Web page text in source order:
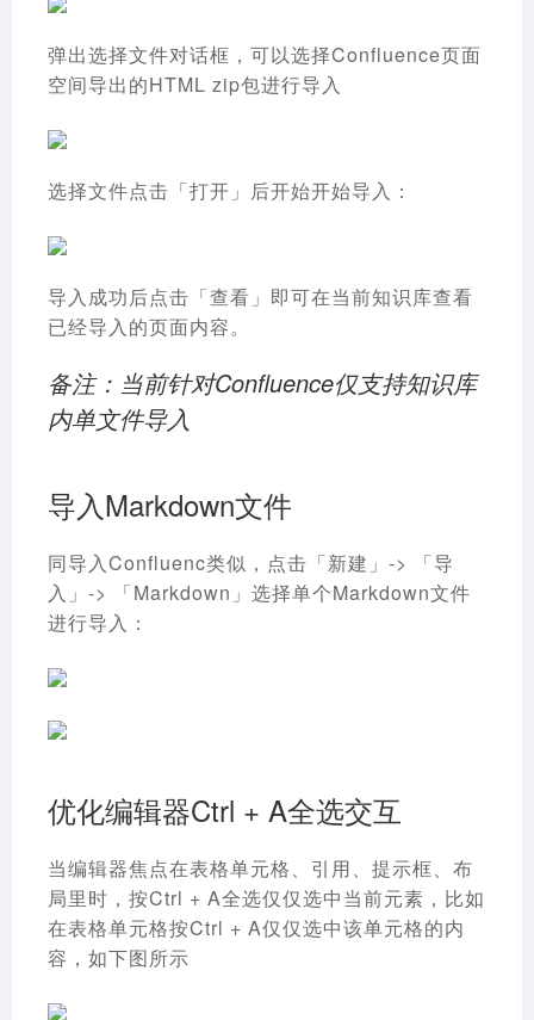
弹出选择文件对话框，可以选择Confluence页面
空间导出的HTML zip包进行导入
选择文件点击「打开」后开始开始导入：
导入成功后点击「查看」即可在当前知识库查看
已经导入的页面内容。
备注：当前针对Confluence仅支持知识库
内单文件导入
导入Markdown文件
同导入Confluenc类似，点击「新建」-> 「导
入」-> 「Markdown」选择单个Markdown文件
进行导入：
优化编辑器Ctrl + A全选交互
当编辑器焦点在表格单元格、引用、提示框、布
局里时，按Ctrl + A全选仅仅选中当前元素，比如
在表格单元格按Ctrl + A仅仅选中该单元格的内
容，如下图所示